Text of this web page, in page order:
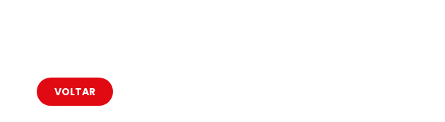
VOLTAR